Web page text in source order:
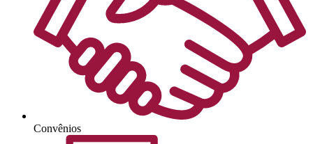
Convênios